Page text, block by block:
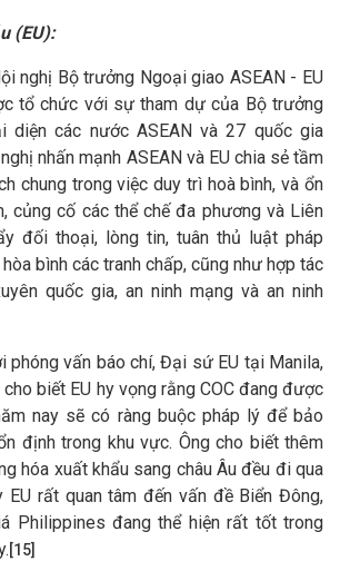
(EU):
nghị Bộ trưởng Ngoại giao ASEAN - EU
tổ chức với sự tham dự của Bộ trưởng
diện các nước ASEAN và 27 quốc gia
nhấn mạnh ASEAN và EU chia sẻ tầm
chung trong việc duy trì hoà bình, và ổn
củng cố các thể chế đa phương và Liên
đối thoại, lòng tin, tuân thủ luật pháp
bình các tranh chấp, cũng như hợp tác
quốc gia, an ninh mạng và an ninh
phóng vấn báo chí, Đại sứ EU tại Manila,
biết EU hy vọng rằng COC đang được
nay sẽ có ràng buộc pháp lý để bảo
định trong khu vực. Ông cho biết thêm
hóa xuất khẩu sang châu Âu đều đi qua
EU rất quan tâm đến vấn đề Biển Đông,
Philippines đang thể hiện rất tốt trong
[15]